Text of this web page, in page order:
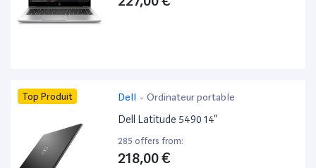
Top Produit Dell - Ordinateur portable
Dell Latitude 5490 14”
285 offers from:
218,00 €